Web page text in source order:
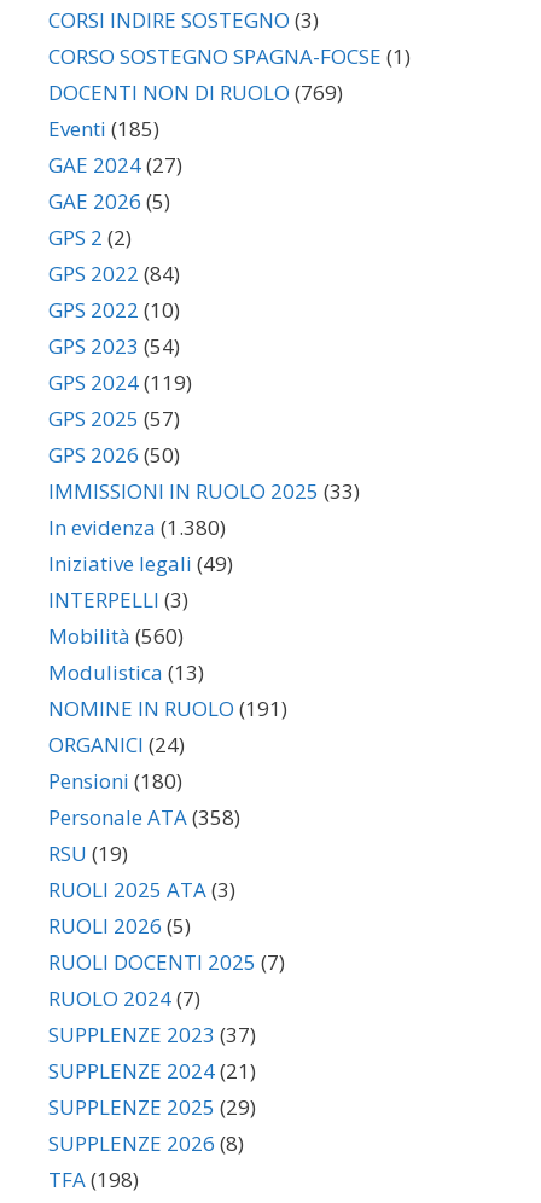
CORSI INDIRE SOSTEGNO (3)
CORSO SOSTEGNO SPAGNA-FOCSE (1)
DOCENTI NON DI RUOLO (769)
Eventi (185)
GAE 2024(27)
GAE 2026 (5)
GPS 2 (2)
GPS 2022 (84)
GPS 2022 (10)
GPS 2023 (54)
GPS 2024(119)
GPS 2025 (57)
GPS 2026 (50)
IMMISSIONI IN RUOLO 2025 (33)
In evidenza (1.380)
Iniziative legali (49)
INTERPELLI (3)
Mobilità (560)
Modulistica (13)
NOMINE IN RUOLO (191)
ORGANICI (24)
Pensioni (180)
Personale ATA(358)
RSU (19)
RUOLI 2025 ATA(3)
RUOLI 2026 (5)
RUOLI DOCENTI 2025 (7)
RUOLO 2024(7)
SUPPLENZE 2023 (37)
SUPPLENZE 2024(21)
SUPPLENZE 2025 (29)
SUPPLENZE 2026 (8)
TFA(198)